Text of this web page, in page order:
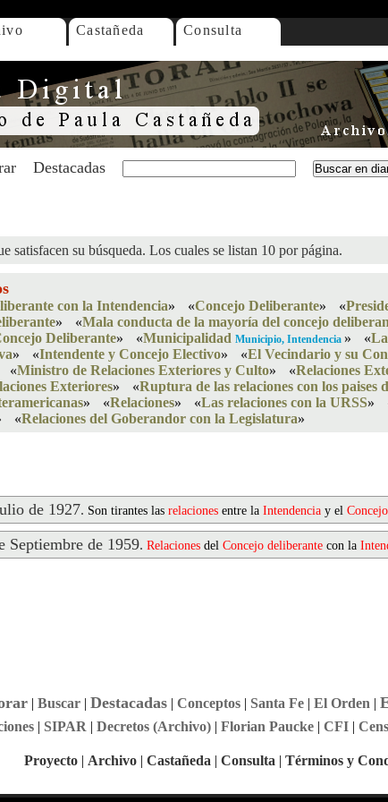
Castañeda Consulta
Destacadas
satisfacen su búsqueda. Los cuales se listan 10 por página.
con la Intendencia» «Concejo Deliberante» «
» «Mala conducta de la mayoría del concejo
Deliberante» «Municipalidad Municipio, Intendencia » «
» «Intendente y Concejo Electivo» «El Vecindario y su
«Ministro de Relaciones Exteriores y Culto» «Relaciones
Exteriores» «Ruptura de las relaciones con los paises
» «Relaciones» «Las relaciones con la URSS»
«Relaciones del Goberandor con la Legislatura»
de 1927. Son tirantes las relaciones entre la Intendencia y el Concejo
de 1959. Relaciones del Concejo deliberante con la
| Buscar| Destacadas| Conceptos| Santa Fe| El Orden |
| SIPAR | Decretos (Archivo)| Florian Paucke| CFI|
Proyecto | Archivo | Castañeda | Consulta | Términos y